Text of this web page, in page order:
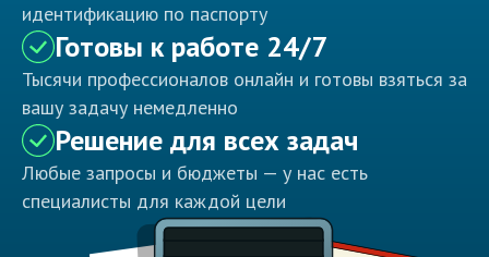
идентификацию по паспорту
Готовы к работе 24/7
Тысячи профессионалов онлайн и готовы взяться за
вашу задачу немедленно
Решение для всех задач
Любые запросы и бюджеты — у нас есть
специалисты для каждой цели